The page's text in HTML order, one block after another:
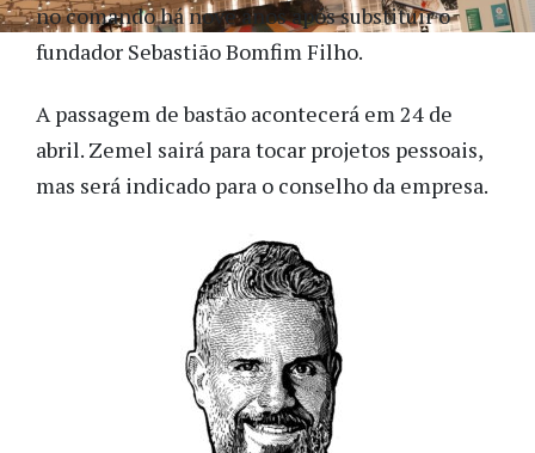
no comando há nove anos após substituir o
fundador Sebastião Bomfim Filho.
A passagem de bastão acontecerá em 24 de
abril. Zemel sairá para tocar projetos pessoais,
mas será indicado para o conselho da empresa.